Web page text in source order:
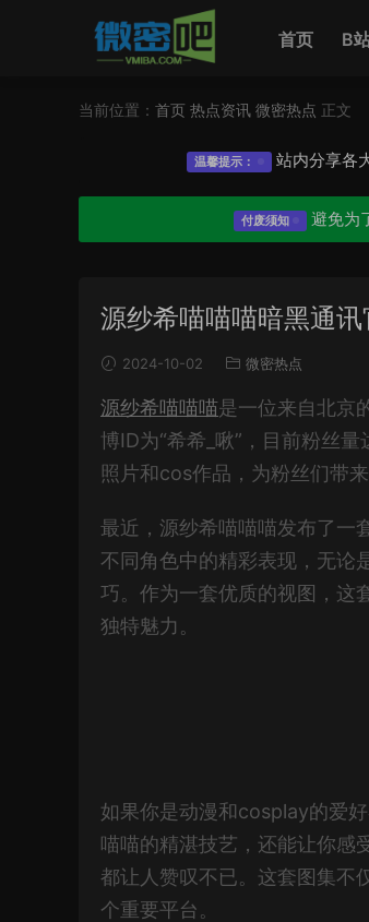
首页 B
当前位置： 首页 热点资讯 微密热点 正文
温馨提示： 站内分享各
付废须知 避免为
源纱希喵喵喵暗黑通
2024-10-02 微密热点
源纱希喵喵喵是一位来自北京
博ID为“希希_啾”，目前粉丝
照片和cos作品，为粉丝们带来
最近，源纱希喵喵喵发布了一
不同角色中的精彩表现，无论
巧。作为一套优质的视图，这
独特魅力。
如果你是动漫和cosplay的爱
喵喵的精湛技艺，还能让你感
都让人赞叹不已。这套图集不
个重要平台。